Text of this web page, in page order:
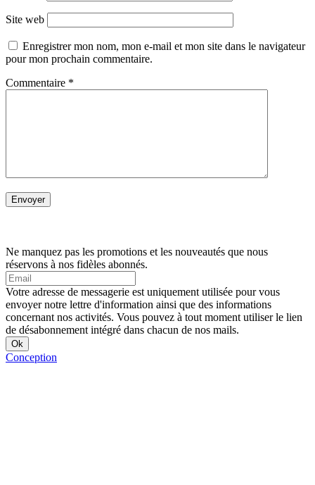
Site web
Enregistrer mon nom, mon e-mail et mon site dans le navigateur
pour mon prochain commentaire.
Commentaire *
Ne manquez pas les promotions et les nouveautés que nous
réservons à nos fidèles abonnés.
Votre adresse de messagerie est uniquement utilisée pour vous
envoyer notre lettre d'information ainsi que des informations
concernant nos activités. Vous pouvez à tout moment utiliser le lien
de désabonnement intégré dans chacun de nos mails.
Conception